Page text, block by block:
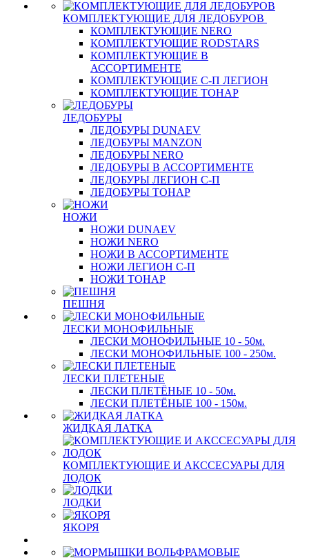
КОМПЛЕКТУЮЩИЕ ДЛЯ ЛЕДОБУРОВ
КОМПЛЕКТУЮЩИЕ NERO
КОМПЛЕКТУЮЩИЕ RODSTARS
КОМПЛЕКТУЮЩИЕ В
АССОРТИМЕНТЕ
КОМПЛЕКТУЮЩИЕ С-П ЛЕГИОН
КОМПЛЕКТУЮЩИЕ ТОНАР
ЛЕДОБУРЫ
ЛЕДОБУРЫ DUNAEV
ЛЕДОБУРЫ MANZON
ЛЕДОБУРЫ NERO
ЛЕДОБУРЫ В АССОРТИМЕНТЕ
ЛЕДОБУРЫ ЛЕГИОН С-П
ЛЕДОБУРЫ ТОНАР
НОЖИ
НОЖИ DUNAEV
НОЖИ NERO
НОЖИ В АССОРТИМЕНТЕ
НОЖИ ЛЕГИОН С-П
НОЖИ ТОНАР
ПЕШНЯ
ЛЕСКИ МОНОФИЛЬНЫЕ
ЛЕСКИ МОНОФИЛЬНЫЕ 10 - 50м.
ЛЕСКИ МОНОФИЛЬНЫЕ 100 - 250м.
ЛЕСКИ ПЛЕТЕНЫЕ
ЛЕСКИ ПЛЕТЁНЫЕ 10 - 50м.
ЛЕСКИ ПЛЕТЁНЫЕ 100 - 150м.
ЖИДКАЯ ЛАТКА
КОМПЛЕКТУЮЩИЕ И АКССЕСУАРЫ ДЛЯ
ЛОДОК
ЛОДКИ
ЯКОРЯ